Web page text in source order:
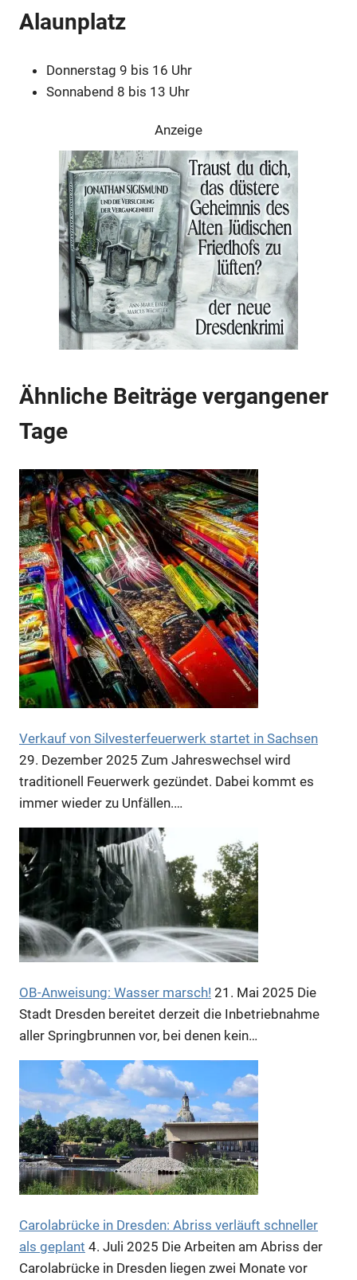
Alaunplatz
Donnerstag 9 bis 16 Uhr
Sonnabend 8 bis 13 Uhr
Anzeige
Anzeige
Anzeige
Anzeige
Anzeige
Anzeige
Ähnliche Beiträge vergangener
Tage
Verkauf von Silvesterfeuerwerk startet in Sachsen
29. Dezember 2025 Zum Jahreswechsel wird
traditionell Feuerwerk gezündet. Dabei kommt es
immer wieder zu Unfällen.…
OB-Anweisung: Wasser marsch! 21. Mai 2025 Die
Stadt Dresden bereitet derzeit die Inbetriebnahme
aller Springbrunnen vor, bei denen kein…
Carolabrücke in Dresden: Abriss verläuft schneller
als geplant 4. Juli 2025 Die Arbeiten am Abriss der
Carolabrücke in Dresden liegen zwei Monate vor